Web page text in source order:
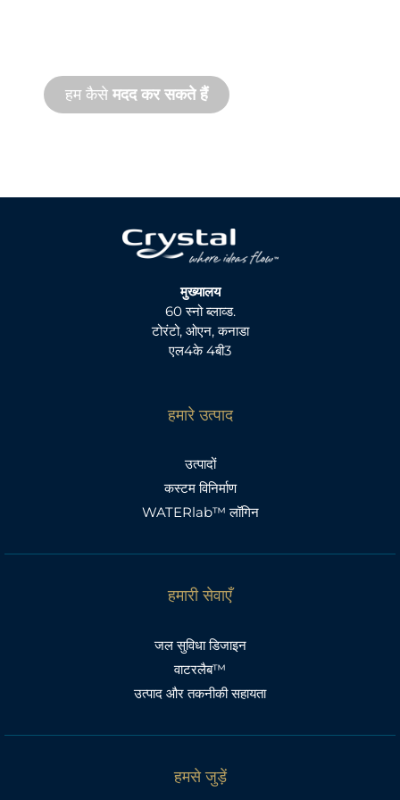
हम कैसेमदद कर सकते हैं
मुख्यालय
60 स्नो ब्लाव्ड.
टोरंटो, ओएन, कनाडा
एल4के 4बी3
हमारे उत्पाद
उत्पादों
कस्टम विनिर्माण
WATERlab™ लॉगिन
हमारी सेवाएँ
जल सुविधा डिजाइन
वाटरलैब™
उत्पाद और तकनीकी सहायता
हमसे जुड़ें